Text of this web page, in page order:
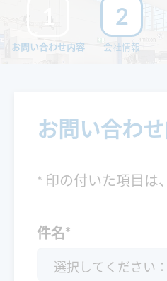
1
お問い合わせ内容
2
会社情報
お問い合わ
* 印の付いた項目は
件名*